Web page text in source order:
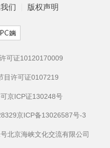
们 版权声明
可证10120170009
目许可证0107219
京ICP证130248号
京ICP备13026587号-3
北京海峡文化交流有限公司